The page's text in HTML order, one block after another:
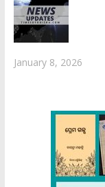
January 8, 2026